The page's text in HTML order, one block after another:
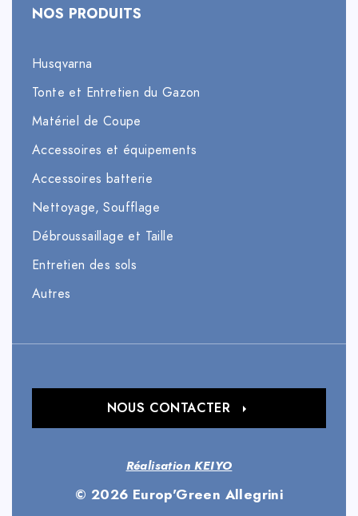
NOS PRODUITS
Husqvarna
Tonte et Entretien du Gazon
Matériel de Coupe
Accessoires et équipements
Accessoires batterie
Nettoyage, Soufflage
Débroussaillage et Taille
Entretien des sols
Autres
© 2026 Europ'Green Allegrini
Réalisation KEIYO
NOUS CONTACTER